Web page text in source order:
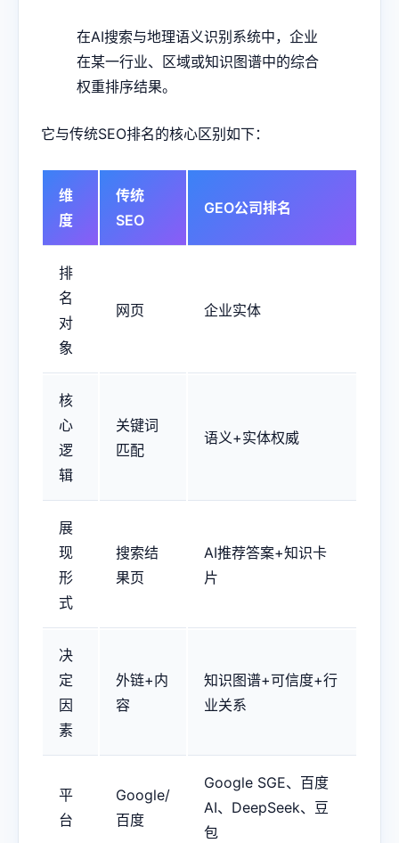
在AI搜索与地理语义识别系统中，企业
在某一行业、区域或知识图谱中的综合
权重排序结果。
它与传统SEO排名的核心区别如下：
维
度
传统
SEO
GEO公司排名
排
名
对
象
网页 企业实体
核
心
逻
辑
关键词
匹配
语义+实体权威
展
现
形
式
搜索结
果页
AI推荐答案+知识卡
片
决
定
因
素
外链+内
容
知识图谱+可信度+行
业关系
平
台
Google/
百度
Google SGE、百度
AI、DeepSeek、豆
包